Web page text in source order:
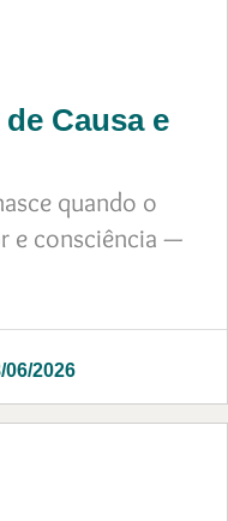
Causa e
quando o
e consciência —
06/2026